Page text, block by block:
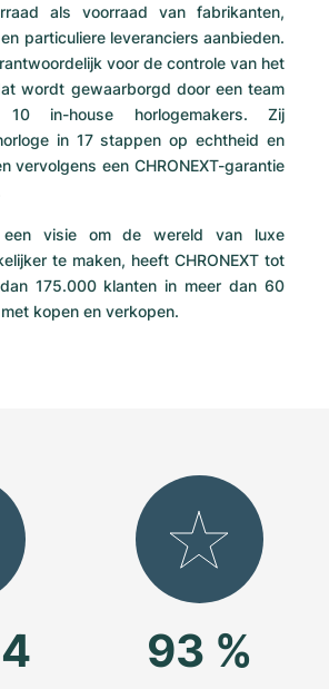
als voorraad van fabrikanten,
particuliere leveranciers aanbieden.
voor de controle van het
wordt gewaarborgd door een team
in-house horlogemakers. Zij
in 17 stappen op echtheid en
vervolgens een CHRONEXT-garantie
een visie om de wereld van luxe
te maken, heeft CHRONEXT tot
175.000 klanten in meer dan 60
kopen en verkopen.
93 %